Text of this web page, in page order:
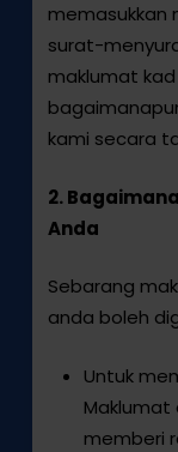
memasukkan
surat-
maklumat
kami secara
2.
Anda
Sebarang
anda boleh
Untuk
memberi